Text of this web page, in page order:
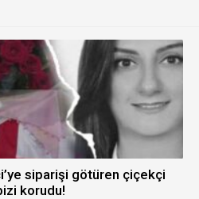
siparişi götüren çiçekçi
korudu!